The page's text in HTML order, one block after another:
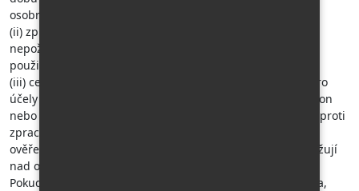
osobních údajů,
(ii) zpracování jeho osobních údajů bylo protiprávní, ale
nepožádá o výmaz osobních údajů, ale o omezení jejich
použití,
(iii) cestovní kancelář již nepotřebuje jeho osobní údaje pro
účely zpracování, ale zákazník je požaduje pro určení, výkon
nebo obhajobu svých nároků,(iv) zákazník vznesl námitku proti
zpracování svých osobních údajů, a to do doby než bude
ověřeno, zda oprávněné důvody cestovní kanceláře převažují
nad oprávněnými důvody zákazníka.
Pokud bylo omezeno zpracování osobních údajů zákazníka,